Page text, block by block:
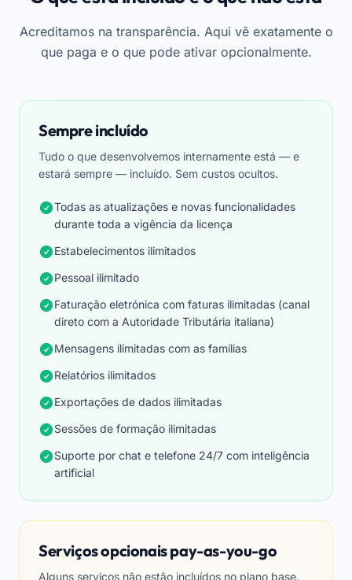
Acreditamos na transparência. Aqui vê exatamente o
que paga e o que pode ativar opcionalmente.
Sempre incluído
Tudo o que desenvolvemos internamente está — e
estará sempre — incluído. Sem custos ocultos.
Todas as atualizações e novas funcionalidades
durante toda a vigência da licença
Estabelecimentos ilimitados
Pessoal ilimitado
Faturação eletrónica com faturas ilimitadas (canal
direto com a Autoridade Tributária italiana)
Mensagens ilimitadas com as famílias
Relatórios ilimitados
Exportações de dados ilimitadas
Sessões de formação ilimitadas
Suporte por chat e telefone 24/7 com inteligência
artificial
Serviços opcionais pay-as-you-go
Alguns serviços não estão incluídos no plano base.